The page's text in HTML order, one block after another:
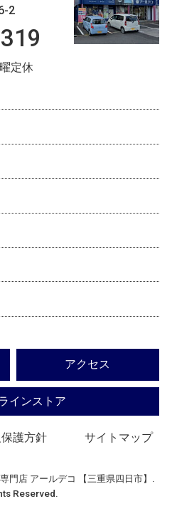
2
定休
アクセス
インストア
護方針 サイトマップ
門店 アールデコ 【三重県四日市】.
Reserved.